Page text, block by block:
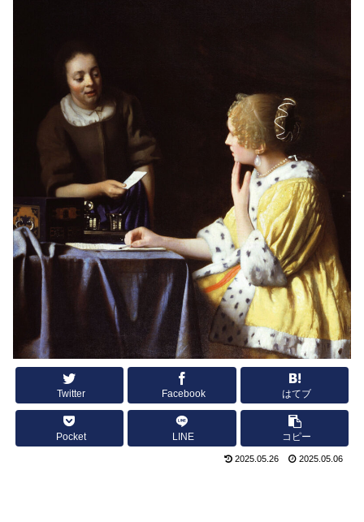
Twitter Facebook はてブ
Pocket LINE コピー
2025.05.26 2025.05.06